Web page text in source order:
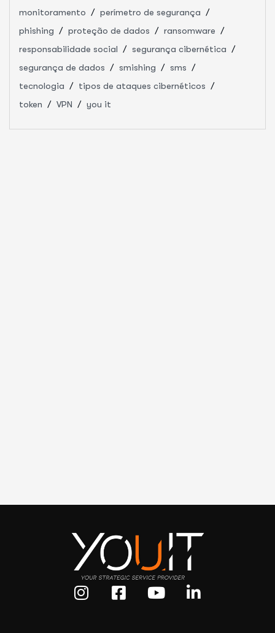
monitoramento
perímetro de segurança
phishing
proteção de dados
ransomware
responsabilidade social
segurança cibernética
segurança de dados
smishing
sms
tecnologia
tipos de ataques cibernéticos
token
VPN you it